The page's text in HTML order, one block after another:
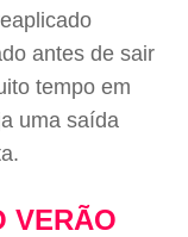
antes de sair
tempo em
uma saída
VERÃO